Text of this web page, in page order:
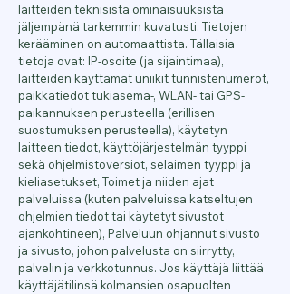
laitteiden teknisistä ominaisuuksista
jäljempänä tarkemmin kuvatusti. Tietojen
kerääminen on automaattista. Tällaisia
tietoja ovat: IP-osoite (ja sijaintimaa),
laitteiden käyttämät uniikit tunnistenumerot,
paikkatiedot tukiasema-, WLAN- tai GPS-
paikannuksen perusteella (erillisen
suostumuksen perusteella), käytetyn
laitteen tiedot, käyttöjärjestelmän tyyppi
sekä ohjelmistoversiot, selaimen tyyppi ja
kieliasetukset, Toimet ja niiden ajat
palveluissa (kuten palveluissa katseltujen
ohjelmien tiedot tai käytetyt sivustot
ajankohtineen), Palveluun ohjannut sivusto
ja sivusto, johon palvelusta on siirrytty,
palvelin ja verkkotunnus. Jos käyttäjä liittää
käyttäjätilinsä kolmansien osapuolten